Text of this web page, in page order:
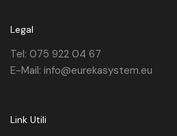
Legal
Tel: 075 922 04 67
E-Mail: info@eurekasystem.eu
Link Utili